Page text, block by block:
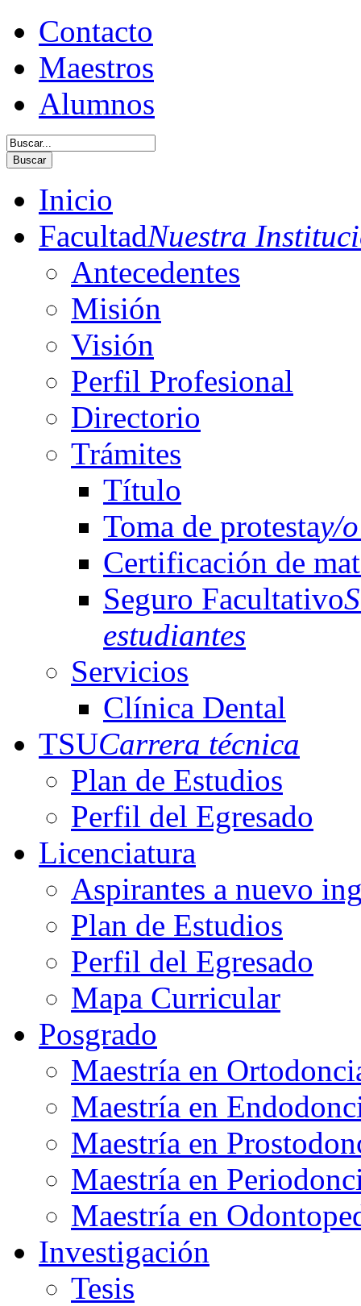
Contacto
Maestros
Alumnos
Buscar
Inicio
FacultadNuestra
Antecedentes
Misión
Visión
Perfil Profesional
Directorio
Trámites
Título
Toma de protestay/
Certificación de
Seguro Facultativo
estudiantes
Servicios
Clínica Dental
TSUCarrera técnica
Plan de Estudios
Perfil del Egresado
Licenciatura
Aspirantes a nuevo
Plan de Estudios
Perfil del Egresado
Mapa Curricular
Posgrado
Maestría en
Maestría en
Maestría en
Maestría en
Maestría en
Investigación
Tesis